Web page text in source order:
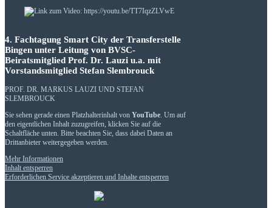
4. Fachtagung Smart City der Transferstelle
Bingen unter Leitung von BVSC-
Beiratsmitglied Prof. Dr. Lauzi u.a. mit
Vorstandsmitglied Stefan Slembrouck
PROF. DR. MARKUS LAUZI UND STEFAN
SLEMBROUCK
Sie sehen gerade einen Platzhalterinhalt von YouTube . Um auf
den eigentlichen Inhalt zuzugreifen, klicken Sie auf die
Schaltfläche unten. Bitte beachten Sie, dass dabei Daten an
Drittanbieter weitergegeben werden.
Mehr Informationen
Inhalt entsperren
Erforderlichen Service akzeptieren und Inhalte entsperren